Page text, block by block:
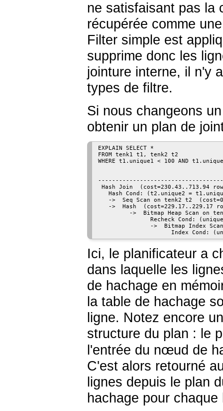
ne satisfaisant pas la
récupérée comme
Filter simple est
supprime donc les
jointure interne, il n'y
types de filtre.
Si nous changeons
obtenir un plan de
EXPLAIN SELECT *
FROM tenk1 t1, tenk2 t2
WHERE t1.unique1 < 100 AND
Hash Join  (cost=230.43..713.94
Hash Cond: (t2.unique2 =
->  Seq Scan on tenk2 t2
->  Hash  (cost=229.17..229.17
->  Bitmap Heap Scan on
Recheck Cond:
->  Bitmap Index
Ici, le planificateur a
dans laquelle les
de hachage en
la table de hachage
ligne. Notez encore
structure du plan : le
l'entrée du nœud de
C'est alors retourné
lignes depuis le plan
hachage pour chaque